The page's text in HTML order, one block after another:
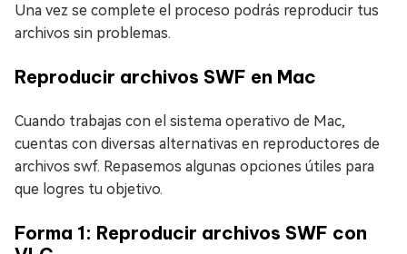
Una vez se complete el proceso podrás reproducir tus
archivos sin problemas.
Reproducir archivos SWF en Mac
Cuando trabajas con el sistema operativo de Mac,
cuentas con diversas alternativas en reproductores de
archivos swf. Repasemos algunas opciones útiles para
que logres tu objetivo.
Forma 1: Reproducir archivos SWF con